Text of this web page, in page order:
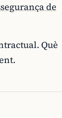
de
Què